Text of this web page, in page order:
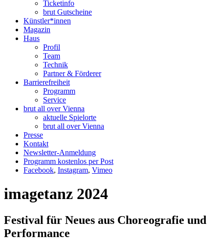
Ticketinfo
brut Gutscheine
Künstler*innen
Magazin
Haus
Profil
Team
Technik
Partner & Förderer
Barrierefreiheit
Programm
Service
brut all over Vienna
aktuelle Spielorte
brut all over Vienna
Presse
Kontakt
Newsletter-Anmeldung
Programm kostenlos per Post
Facebook, Instagram, Vimeo
imagetanz 2024
Festival für Neues aus Choreografie und
Performance